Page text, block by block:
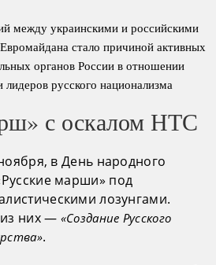
между украинскими и российскими
стало причиной активных
органов России в отношении
русского национализма
с оскалом НТС
в День народного
марши» под
лозунгами.
них — «Создание Русского
.